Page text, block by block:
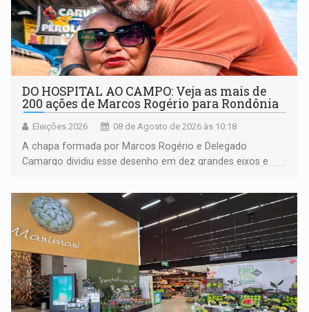
DO HOSPITAL AO CAMPO: Veja as mais de
200 ações de Marcos Rogério para Rondônia
Eleições 2026 08 de Agosto de 2026 às 10:18
A chapa formada por Marcos Rogério e Delegado
Camargo dividiu esse desenho em dez grandes eixos e